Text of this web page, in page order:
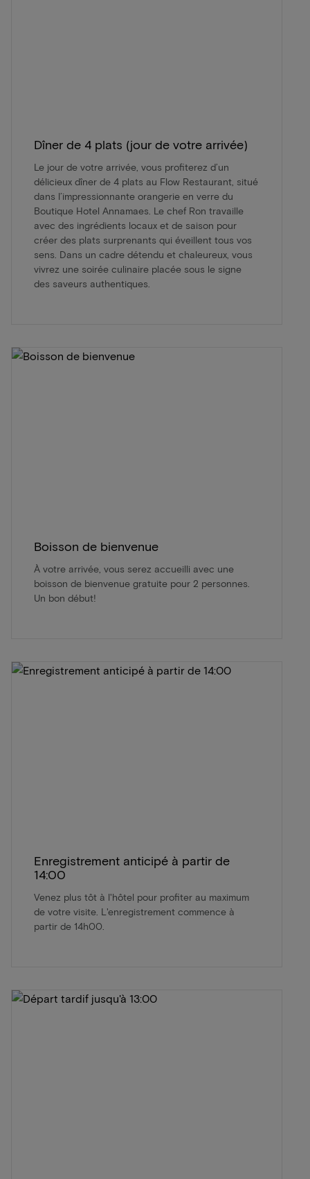
Dîner de 4 plats (jour de votre arrivée)
Le jour de votre arrivée, vous profiterez d’un
délicieux dîner de 4 plats au Flow Restaurant, situé
dans l’impressionnante orangerie en verre du
Boutique Hotel Annamaes. Le chef Ron travaille
avec des ingrédients locaux et de saison pour
créer des plats surprenants qui éveillent tous vos
sens. Dans un cadre détendu et chaleureux, vous
vivrez une soirée culinaire placée sous le signe
des saveurs authentiques.
Boisson de bienvenue
À votre arrivée, vous serez accueilli avec une
boisson de bienvenue gratuite pour 2 personnes.
Un bon début!
Enregistrement anticipé à partir de
14:00
Venez plus tôt à l'hôtel pour profiter au maximum
de votre visite. L'enregistrement commence à
partir de 14h00.